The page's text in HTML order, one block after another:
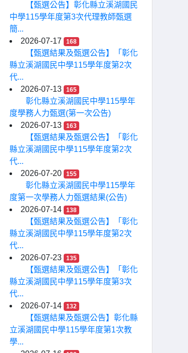
【甄選公告】彰化縣立溪湖國民
中學115學年度第3次代理教師甄選
簡...
2026-07-17
168
【甄選結果及甄選公告】「彰化
縣立溪湖國民中學115學年度第2次
代...
2026-07-13
165
彰化縣立溪湖國民中學115學年
度學務人力甄選(第一次公告)
2026-07-13
163
【甄選結果及甄選公告】「彰化
縣立溪湖國民中學115學年度第2次
代...
2026-07-20
155
彰化縣立溪湖國民中學115學年
度第一次學務人力甄選結果(公告)
2026-07-14
138
【甄選結果及甄選公告】「彰化
縣立溪湖國民中學115學年度第2次
代...
2026-07-23
135
【甄選結果及甄選公告】「彰化
縣立溪湖國民中學115學年度第3次
代...
2026-07-14
132
【甄選結果及甄選公告】彰化縣
立溪湖國民中學115學年度第1次教
學...